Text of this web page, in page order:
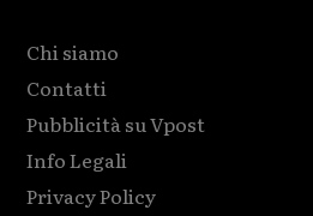
Chi siamo
Contatti
Pubblicità su Vpost
Info Legali
Privacy Policy